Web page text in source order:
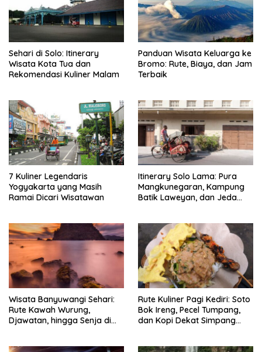
Sehari di Solo: Itinerary
Wisata Kota Tua dan
Rekomendasi Kuliner Malam
Panduan Wisata Keluarga ke
Bromo: Rute, Biaya, dan Jam
Terbaik
7 Kuliner Legendaris
Yogyakarta yang Masih
Ramai Dicari Wisatawan
Itinerary Solo Lama: Pura
Mangkunegaran, Kampung
Batik Laweyan, dan Jeda
Wisata Banyuwangi Sehari:
Rute Kawah Wurung,
Djawatan, hingga Senja di
Rute Kuliner Pagi Kediri: Soto
Bok Ireng, Pecel Tumpang,
dan Kopi Dekat Simpang